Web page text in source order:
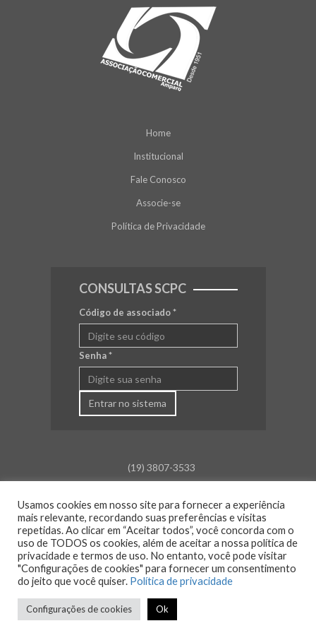
Home
Institucional
Fale Conosco
Associe-se
Política de Privacidade
CONSULTAS SCPC
Código de associado*
Senha*
Entrar no sistema
(19) 3807-3533
Rua Barão de Campinas, 675
Centro - Amparo - SP
Atendimento:
Segunda a sexta: das 8h30 às 18h00
Sáb., Dom. e Feriado: Fechado
Usamos cookies em nosso site para fornecer a experiência
mais relevante, recordando suas preferências e visitas
repetidas. Ao clicar em “Aceitar todos”, você concorda com o
uso de TODOS os cookies, além de aceitar a nossa política de
privacidade e termos de uso. No entanto, você pode visitar
"Configurações de cookies" para fornecer um consentimento
do jeito que você quiser. Política de privacidade
Configurações de cookies Ok